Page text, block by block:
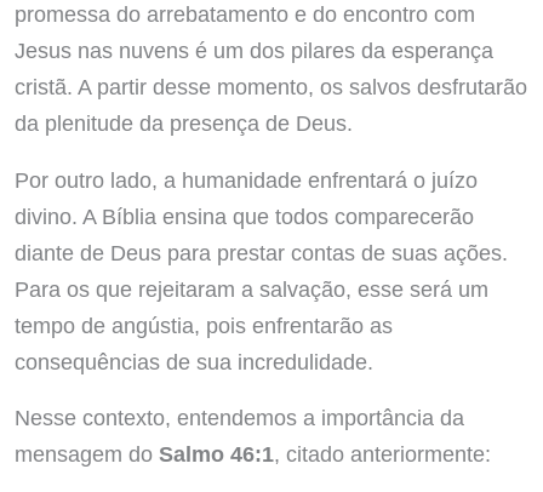
promessa do arrebatamento e do encontro com
Jesus nas nuvens é um dos pilares da esperança
cristã. A partir desse momento, os salvos desfrutarão
da plenitude da presença de Deus.
Por outro lado, a humanidade enfrentará o juízo
divino. A Bíblia ensina que todos comparecerão
diante de Deus para prestar contas de suas ações.
Para os que rejeitaram a salvação, esse será um
tempo de angústia, pois enfrentarão as
consequências de sua incredulidade.
Nesse contexto, entendemos a importância da
mensagem do Salmo 46:1, citado anteriormente: